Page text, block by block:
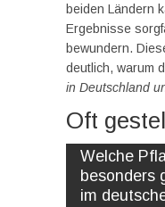
beiden Ländern
Ergebnisse
bewundern.
deutlich, warum
in Deutschland
Oft
Welche
besonders
im